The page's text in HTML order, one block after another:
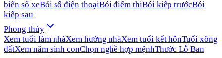
biển số xeBói số điện thoạiBói điểm thiBói kiếp trướcBói
kiếp sau
Phong thủy
Xem tuổi làm nhàXem hướng nhàXem tuổi kết hônTuổi xông
đấtXem năm sinh conChọn nghề hợp mệnhThước Lỗ Ban